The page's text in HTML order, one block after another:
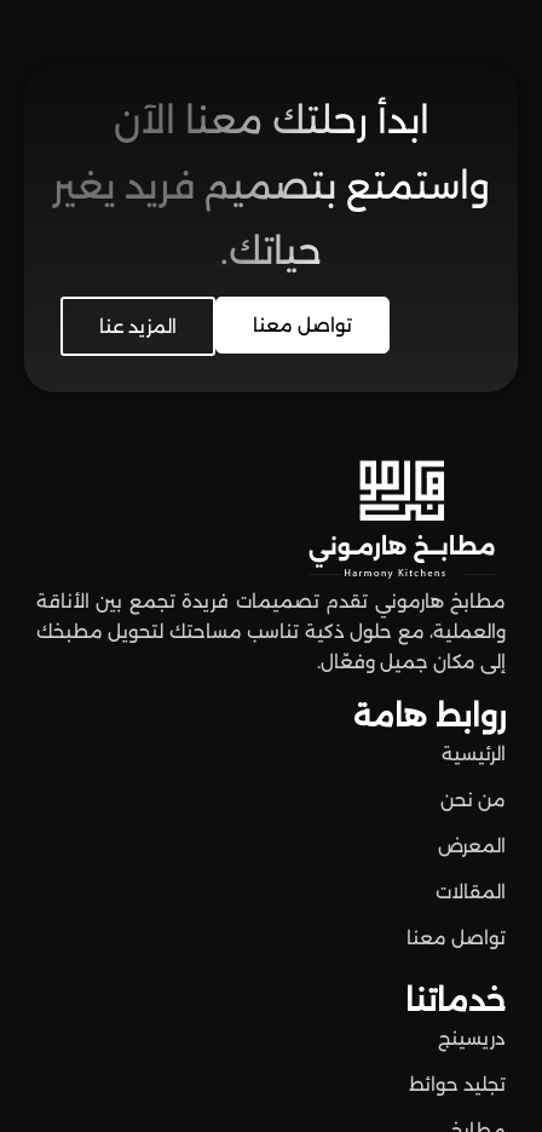
ابدأ رحلتك معنا الآن
واستمتع بتصميم فريد يغير
حياتك.
المزيد عنا تواصل معنا
خدماتنا
دريسينج
تجليد حوائط
روابط هامة
الرئيسية
من نحن
المعرض
المقالات
تواصل معنا
مطابخ هارموني تقدم تصميمات فريدة تجمع بين الأناقة
والعملية، مع حلول ذكية تناسب مساحتك لتحويل مطبخك
إلى مكان جميل وفعّال.